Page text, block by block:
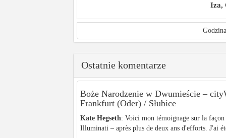
Iza,
Ostatnie komentarze
Boże Narodzenie w Dwumieście –
Frankfurt (Oder) / Słubice
Kate Hegseth: Voici mon témoignage sur la
Illuminati – après plus de deux ans d'efforts. J'ai